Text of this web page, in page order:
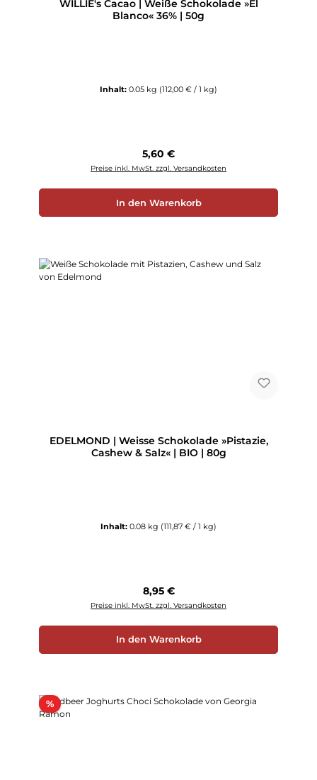
WILLIE's Cacao | Weiße Schokolade »El
Blanco« 36% | 50g
Inhalt: 0.05 kg (112,00 € / 1 kg)
Regulärer Preis:
5,60 €
Preise inkl. MwSt. zzgl. Versandkosten
In den Warenkorb
EDELMOND | Weisse Schokolade »Pistazie,
Cashew & Salz« | BIO | 80g
Inhalt: 0.08 kg (111,87 € / 1 kg)
Regulärer Preis:
8,95 €
Preise inkl. MwSt. zzgl. Versandkosten
In den Warenkorb
%Rabatt